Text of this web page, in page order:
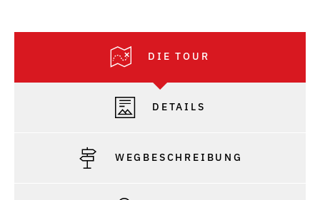
DIE TOUR
DETAILS
WEGBESCHREIBUNG